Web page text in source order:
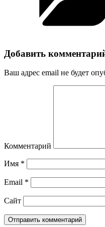
Добавить
Ваш адрес email не будет
Комментарий
Имя *
Email *
Сайт